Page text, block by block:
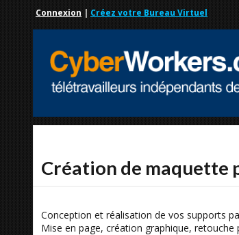
Connexion | Créez votre Bureau Virtuel
Création de maquette
Conception et réalisation de vos supports
Mise en page, création graphique, retouche